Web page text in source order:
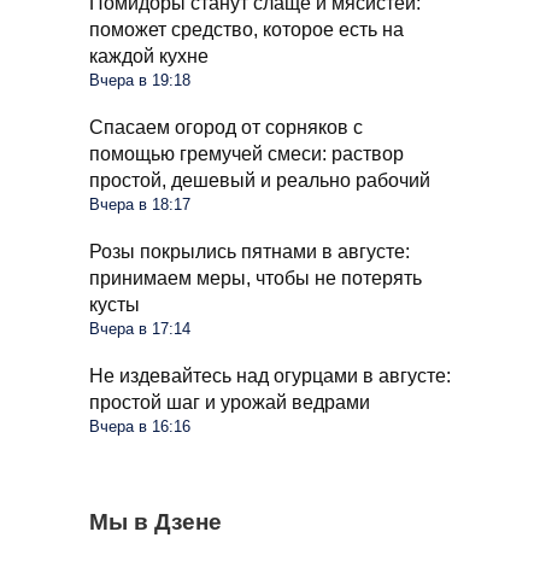
поможет средство, которое есть на
каждой кухне
Вчера в 19:18
Спасаем огород от сорняков с
помощью гремучей смеси: раствор
простой, дешевый и реально рабочий
Вчера в 18:17
Розы покрылись пятнами в августе:
принимаем меры, чтобы не потерять
кусты
Вчера в 17:14
Не издевайтесь над огурцами в августе:
простой шаг и урожай ведрами
Вчера в 16:16
Мы в Дзене
Может ли пассажир с верхней полки
сидеть на нижней: в РЖД дали четкий
Стиралка больше не прыгает по полу как
С 1 сентября в РФ меняются правила